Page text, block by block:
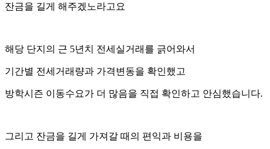
잔금을 길게 해주겠노라고요
해당 단지의 근 5년치 전세실거래를 긁어와서
기간별 전세거래량과 가격변동을 확인했고
방학시즌 이동수요가 더 많음을 직접 확인하고 안심했습니다.
그리고 잔금을 길게 가져갈 때의 편익과 비용을